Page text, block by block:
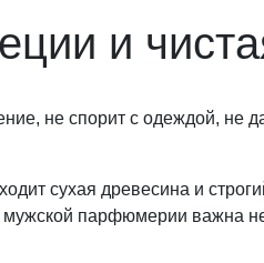
и
не спорит с одеждой, не
сухая древесина и
мужской парфюмерии важна